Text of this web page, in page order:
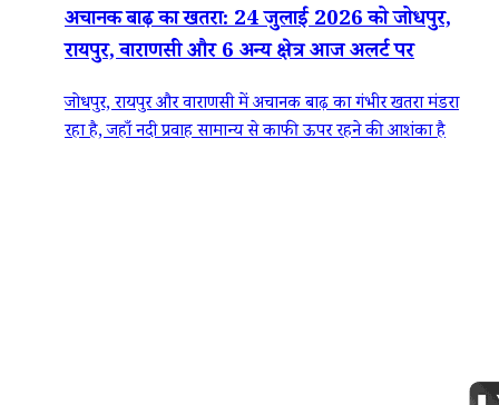
अचानक बाढ़ का खतरा: 24 जुलाई 2026 को जोधपुर,
रायपुर, वाराणसी और 6 अन्य क्षेत्र आज अलर्ट पर
जोधपुर, रायपुर और वाराणसी में अचानक बाढ़ का गंभीर खतरा मंडरा
रहा है, जहाँ नदी प्रवाह सामान्य से काफी ऊपर रहने की आशंका है